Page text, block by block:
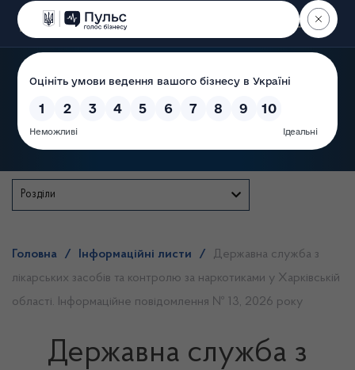
Пошук
Розділи
Головна / Інформаційні листи /
Державна служба з
лікарських засобів та контролю за наркотиками у Харківській
області. Інформаційне повідомлення № 13, 2026 року
Державна служба з